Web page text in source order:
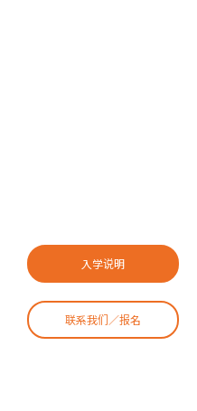
入学说明
联系我们／报名